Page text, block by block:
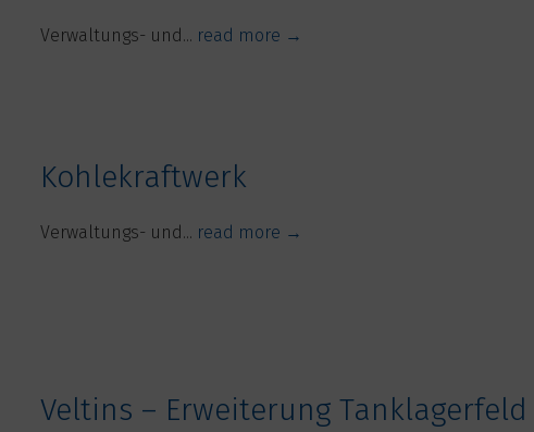
Verwaltungs- und... read more →
Kohlekraftwerk
Verwaltungs- und... read more →
Veltins – Erweiterung Tanklagerfeld